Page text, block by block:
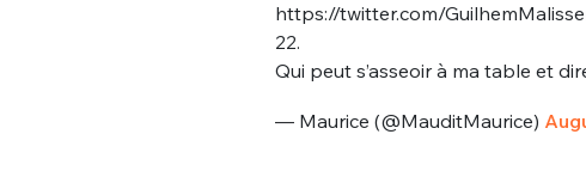
https://twitter.com/
22.
Qui peut s’asseoir à ma table et
— Maurice (@MauditMaurice)